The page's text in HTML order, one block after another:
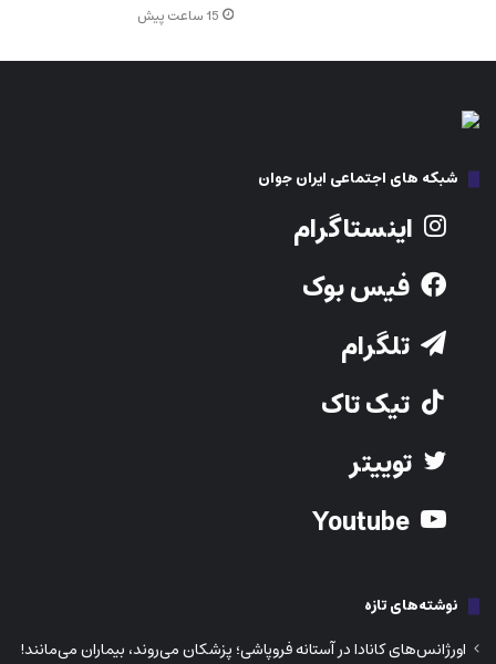
15 ساعت پیش
شبکه های اجتماعی ایران جوان
اینستاگرام
فیس بوک
تلگرام
تیک تاک
توییتر
نوشته‌های تازه
اورژانس‌های کانادا در آستانه فروپاشی؛ پزشکان می‌روند، بیماران می‌مانند!